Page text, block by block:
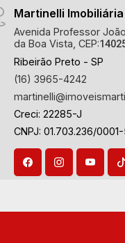
Martinelli Imobiliária
Avenida Professor
da Boa Vista, CEP:
Ribeirão Preto - SP
(16) 3965-4242
Creci: 22285-J
CNPJ: 01.703.236/